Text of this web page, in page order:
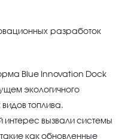
разработок
Blue Innovation Dock
экологичного
топлива.
интерес вызвали системы
как обновленные